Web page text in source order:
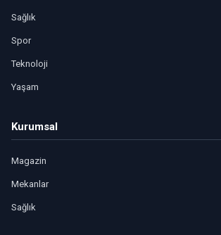
Sağlık
Spor
Teknoloji
Yaşam
Kurumsal
Magazin
Mekanlar
Sağlık